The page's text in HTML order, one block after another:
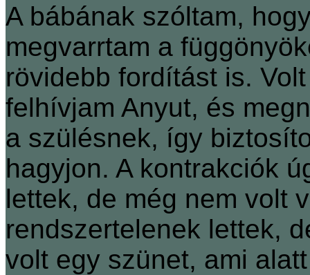
A bábának szóltam,
megvarrtam a
rövidebb fordítást is.
felhívjam Anyut, és
a szülésnek, így
hagyjon. A kontrakciók
lettek, de még nem volt
rendszertelenek lettek,
volt egy szünet, ami